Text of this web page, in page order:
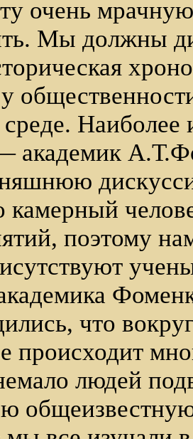
очень
Мы должны
Наиболее
академик
камерный
поэтому
что
происходит
людей